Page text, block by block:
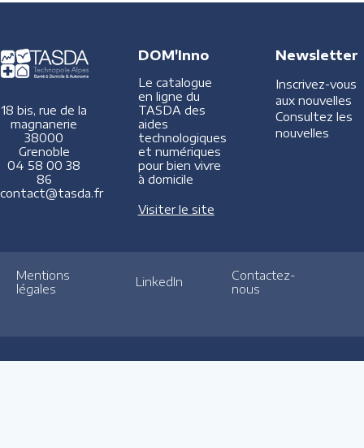
18 bis, rue de la
magnanerie
38000
Grenoble
04 58 00 38
86
contact@tasda.fr
DOM'Inno
Le catalogue
en ligne du
TASDA des
aides
technologiques
et numériques
pour bien vivre
à domicile
Visiter le site
Newsletter
Inscrivez-vous
aux nouvelles
Consultez les
nouvelles
Mentions
légales
LinkedIn
Contactez-
nous